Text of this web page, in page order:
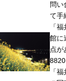
問い
て手
「
館に
点が
「